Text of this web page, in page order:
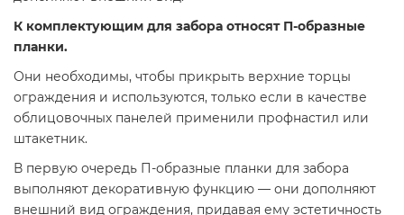
К комплектующим для забора относят П-образные
планки.
Они необходимы, чтобы прикрыть верхние торцы
ограждения и используются, только если в качестве
облицовочных панелей применили профнастил или
штакетник.
В первую очередь П-образные планки для забора
выполняют декоративную функцию — они дополняют
внешний вид ограждения, придавая ему эстетичность